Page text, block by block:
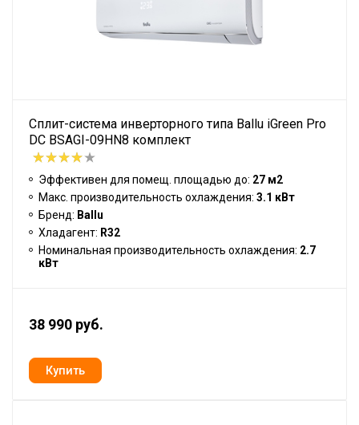
Сплит-система инверторного типа Ballu iGreen Pro
DC BSAGI-09HN8 комплект
Эффективен для помещ. площадью до: 27 м2
Макс. производительность охлаждения: 3.1 кВт
Бренд: Ballu
Хладагент: R32
Номинальная производительность охлаждения: 2.7
кВт
38 990 руб.